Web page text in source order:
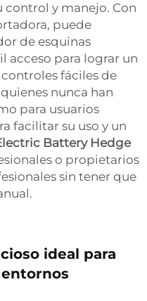
y manejo. Con
puede
de esquinas
acceso para lograr un
fáciles de
nunca han
para usuarios
facilitar su uso y un
Battery Hedge
o propietarios
sin tener que
ideal para